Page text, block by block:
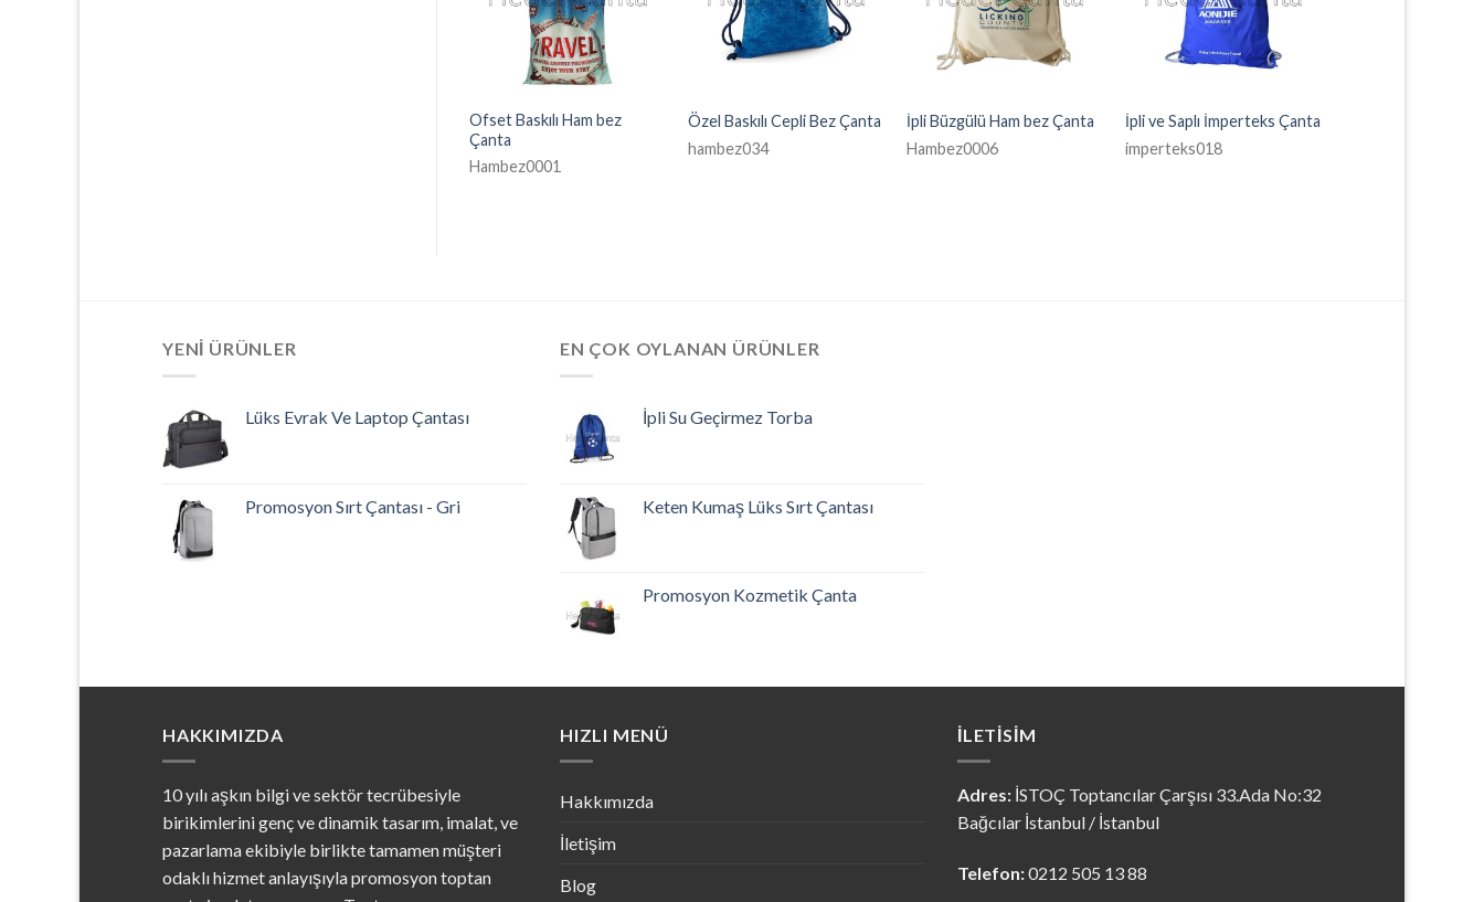
Ofset Baskılı Ham bez
Çanta
Hambez0001
Özel Baskılı Cepli Bez Çanta
hambez034
İpli Büzgülü Ham bez Çanta
Hambez0006
İpli ve Saplı İmperteks Çanta
imperteks018
YENI ÜRÜNLER
Lüks Evrak Ve Laptop Çantası
Promosyon Sırt Çantası - Gri
EN ÇOK OYLANAN ÜRÜNLER
İpli Su Geçirmez Torba
Keten Kumaş Lüks Sırt Çantası
Promosyon Kozmetik Çanta
HAKKIMIZDA
10 yılı aşkın bilgi ve sektör tecrübesiyle
birikimlerini genç ve dinamik tasarım, imalat, ve
pazarlama ekibiyle birlikte tamamen müşteri
odaklı hizmet anlayışıyla promosyon toptan
HIZLI MENÜ
Hakkımızda
İletişim
Blog
İLETISIM
Adres: İSTOÇ Toptancılar Çarşısı 33.Ada No:32
Bağcılar İstanbul / İstanbul
Telefon:0212 505 13 88